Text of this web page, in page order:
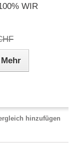
WIR
Mehr
hinzufügen